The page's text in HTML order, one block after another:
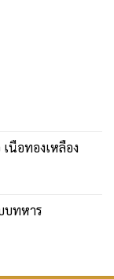
นื้อทองเหลือง
บทหาร